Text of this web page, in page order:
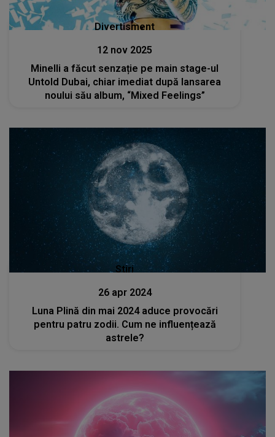
Divertisment
12 nov 2025
Minelli a făcut senzație pe main stage-ul
Untold Dubai, chiar imediat după lansarea
noului său album, “Mixed Feelings”
Stiri
26 apr 2024
Luna Plină din mai 2024 aduce provocări
pentru patru zodii. Cum ne influențează
astrele?